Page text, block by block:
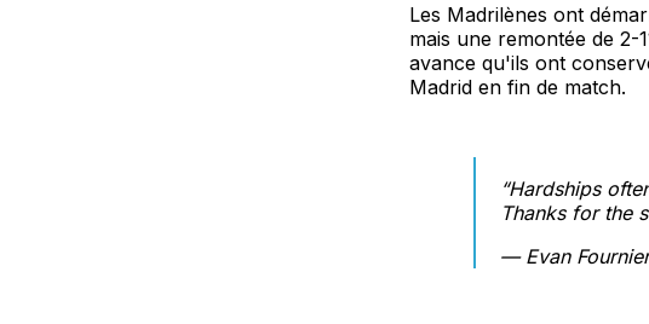
Les Madrilènes ont
mais une remontée de
avance qu'ils ont
Madrid en fin de match.
“Hardships
Thanks for the
— Evan